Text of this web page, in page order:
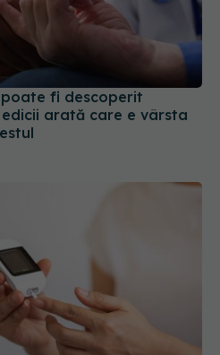
fi descoperit
arată care e vârsta